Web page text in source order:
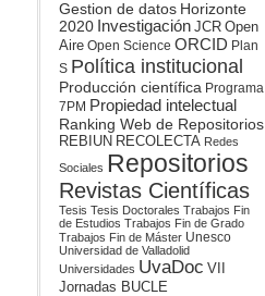
Gestion de datos Horizonte
2020 Investigación JCR Open
Aire Open Science ORCID Plan
S Política institucional
Producción científica Programa
7PM Propiedad intelectual
Ranking Web de Repositorios
REBIUN RECOLECTA Redes
Sociales Repositorios
Revistas Científicas
Tesis Tesis Doctorales Trabajos Fin
de Estudios Trabajos Fin de Grado
Trabajos Fin de Máster Unesco
Universidad de Valladolid
Universidades UvaDoc VII
Jornadas BUCLE